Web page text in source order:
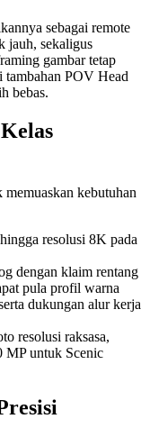
sebagai remote
jauh, sekaligus
gambar tetap
tambahan POV Head
bebas.
kebutuhan
resolusi 8K pada
dengan klaim rentang
pula profil warna
dukungan alur kerja
resolusi raksasa,
MP untuk Scenic